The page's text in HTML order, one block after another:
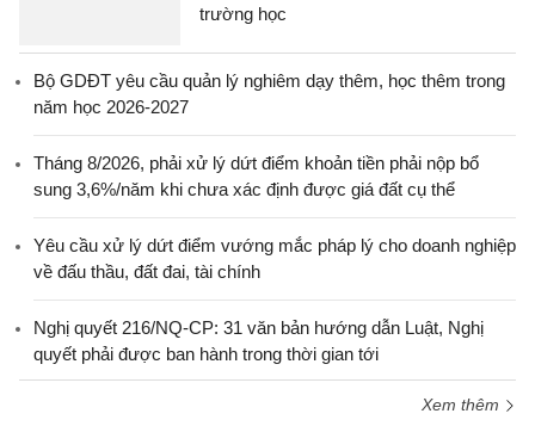
trường học
Bộ GDĐT yêu cầu quản lý nghiêm dạy thêm, học thêm trong
năm học 2026-2027
Tháng 8/2026, phải xử lý dứt điểm khoản tiền phải nộp bổ
sung 3,6%/năm khi chưa xác định được giá đất cụ thể
Yêu cầu xử lý dứt điểm vướng mắc pháp lý cho doanh nghiệp
về đấu thầu, đất đai, tài chính
Nghị quyết 216/NQ-CP: 31 văn bản hướng dẫn Luật, Nghị
quyết phải được ban hành trong thời gian tới
Xem thêm